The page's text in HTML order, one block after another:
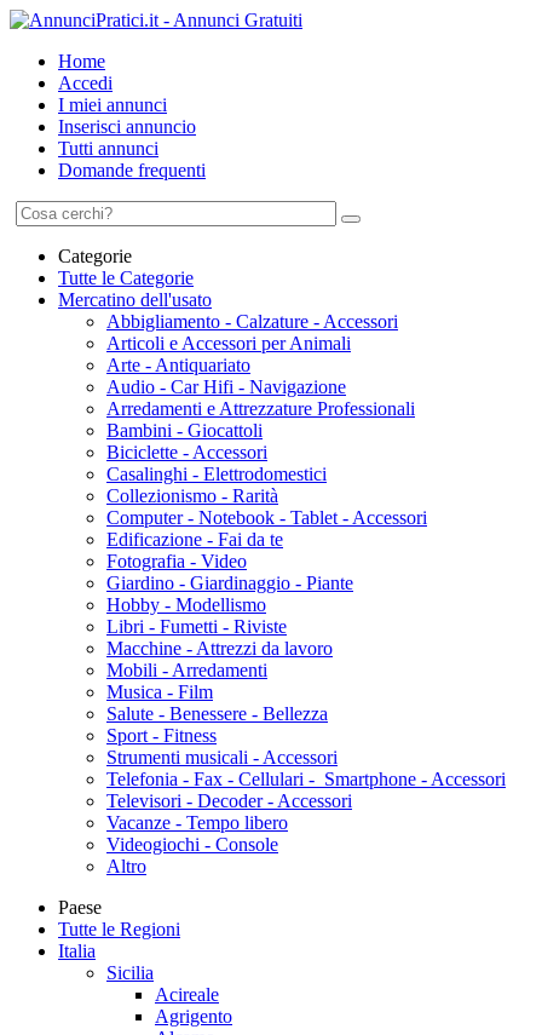
Home
Accedi
I miei annunci
Inserisci annuncio
Tutti annunci
Domande frequenti
Categorie
Tutte le Categorie
Mercatino dell'usato
Abbigliamento - Calzature - Accessori
Articoli e Accessori per Animali
Arte - Antiquariato
Audio - Car Hifi - Navigazione
Arredamenti e Attrezzature Professionali
Bambini - Giocattoli
Biciclette - Accessori
Casalinghi - Elettrodomestici
Collezionismo - Rarità
Computer - Notebook - Tablet - Accessori
Edificazione - Fai da te
Fotografia - Video
Giardino - Giardinaggio - Piante
Hobby - Modellismo
Libri - Fumetti - Riviste
Macchine - Attrezzi da lavoro
Mobili - Arredamenti
Musica - Film
Salute - Benessere - Bellezza
Sport - Fitness
Strumenti musicali - Accessori
Telefonia - Fax - Cellulari - Smartphone - Accessori
Televisori - Decoder - Accessori
Vacanze - Tempo libero
Videogiochi - Console
Altro
Paese
Tutte le Regioni
Italia
Sicilia
Acireale
Agrigento